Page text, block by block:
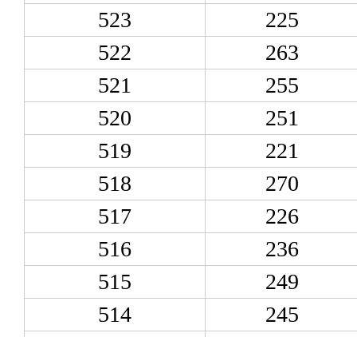
523
225
522
263
521
255
520
251
519
221
518
270
517
226
516
236
515
249
514
245